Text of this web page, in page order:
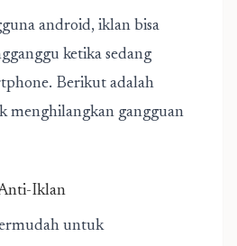
android, iklan bisa
ketika sedang
Berikut adalah
menghilangkan gangguan
Iklan
untuk